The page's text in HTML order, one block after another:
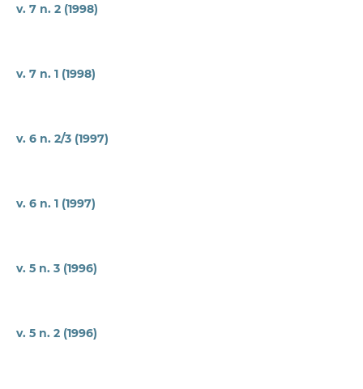
v. 7 n. 2 (1998)
v. 7 n. 1 (1998)
v. 6 n. 2/3 (1997)
v. 6 n. 1 (1997)
v. 5 n. 3 (1996)
v. 5 n. 2 (1996)